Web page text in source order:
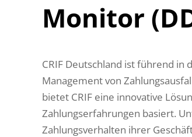
Monitor
CRIF Deutschland ist führend
Management von
bietet CRIF eine innovative
Zahlungserfahrungen basiert.
Zahlungsverhalten ihrer